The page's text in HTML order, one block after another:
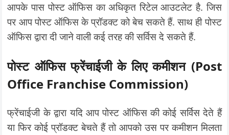
आपके पास पोस्ट ऑफिस का अधिकृत रिटेल आउटलेट है. जिस
पर आप पोस्ट ऑफिस के प्रॉडक्ट को बेच सकते हैं. साथ ही पोस्ट
ऑफिस द्वारा दी जाने वाली कई तरह की सर्विस दे सकते हैं.
पोस्ट ऑफिस फ्रेंचाईजी के लिए कमीशन (Post
Office Franchise Commission)
फ्रेंचाईजी के द्वारा यदि आप पोस्ट ऑफिस की कोई सर्विस देते हैं
या फिर कोई प्रॉडक्ट बेचते हैं तो आपको उस पर कमीशन मिलता